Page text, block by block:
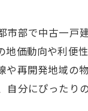
部で中古一戸
価動向や利便
再開発地域
分にぴったり